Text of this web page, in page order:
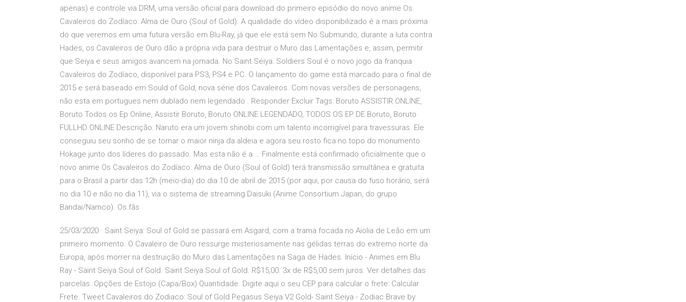
apenas) e controle via DRM, uma versão oficial para download do primeiro episódio do novo anime Os
Cavaleiros do Zodíaco: Alma de Ouro (Soul of Gold). A qualidade do vídeo disponibilizado é a mais próxima
do que veremos em uma futura versão em Blu-Ray, já que ele está sem No Submundo, durante a luta contra
Hades, os Cavaleiros de Ouro dão a própria vida para destruir o Muro das Lamentações e, assim, permitir
que Seiya e seus amigos avancem na jornada. No Saint Seiya: Soldiers Soul é o novo jogo da franquia
Cavaleiros do Zodíaco, disponível para PS3, PS4 e PC. O lançamento do game está marcado para o final de
2015 e será baseado em Sould of Gold, nova série dos Cavaleiros. Com novas versões de personagens,
não esta em portugues nem dublado nem legendado . Responder Excluir Tags: Boruto ASSISTIR ONLINE,
Boruto Todos os Ep Online, Assistir Boruto, Boruto ONLINE LEGENDADO, TODOS OS EP DE Boruto, Boruto
FULLHD ONLINE Descrição: Naruto era um jovem shinobi com um talento incorrigível para travessuras. Ele
conseguiu seu sonho de se tornar o maior ninja da aldeia e agora seu rosto fica no topo do monumento
Hokage junto dos líderes do passado. Mas esta não é a … Finalmente está confirmado oficialmente que o
novo anime Os Cavaleiros do Zodíaco: Alma de Ouro (Soul of Gold) terá transmissão simultânea e gratuita
para o Brasil a partir das 12h (meio-dia) do dia 10 de abril de 2015 (por aqui, por causa do fuso horário, será
no dia 10 e não no dia 11), via o sistema de streaming Daisuki (Anime Consortium Japan, do grupo
Bandai/Namco). Os fãs
25/03/2020 · Saint Seiya: Soul of Gold se passará em Asgard, com a trama focada no Aiolia de Leão em um
primeiro momento. O Cavaleiro de Ouro ressurge misteriosamente nas gélidas terras do extremo norte da
Europa, após morrer na destruição do Muro das Lamentações na Saga de Hades. Início - Animes em Blu
Ray - Saint Seiya Soul of Gold. Saint Seiya Soul of Gold. R$15,00. 3x de R$5,00 sem juros. Ver detalhes das
parcelas. Opções de Estojo (Capa/Box) Quantidade. Digite aqui o seu CEP para calcular o frete: Calcular
Frete. Tweet Cavaleiros do Zodiaco: Soul of Gold Pegasus Seiya V2 Gold- Saint Seiya - Zodiac Brave by